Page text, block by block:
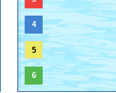
4
5
6